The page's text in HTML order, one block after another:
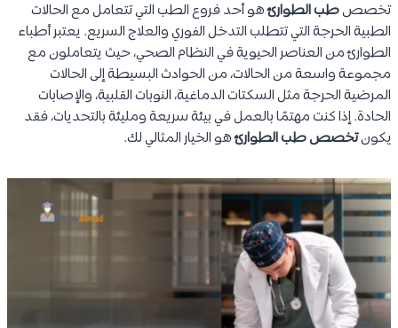
تخصصطب الطوارئهو أحد فروع الطب التي تتعامل مع الحالات
الطبية الحرجة التي تتطلب التدخل الفوري والعلاج السريع. يعتبر أطباء
الطوارئ من العناصر الحيوية في النظام الصحي، حيث يتعاملون مع
مجموعة واسعة من الحالات، من الحوادث البسيطة إلى الحالات
المرضية الحرجة مثل السكتات الدماغية، النوبات القلبية، والإصابات
الحادة. إذا كنت مهتمًا بالعمل في بيئة سريعة ومليئة بالتحديات، فقد
يكونتخصص طب الطوارئهو الخيار المثالي لك.